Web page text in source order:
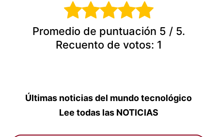
Promedio de puntuación 5 / 5.
Recuento de votos: 1
Últimas noticias del mundo tecnológico
Lee todas las NOTICIAS